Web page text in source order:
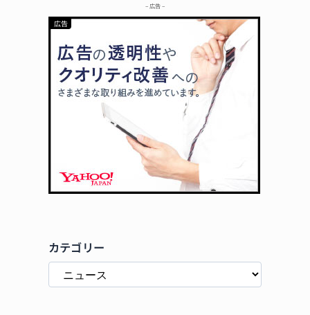
– 広告 –
カテゴリー